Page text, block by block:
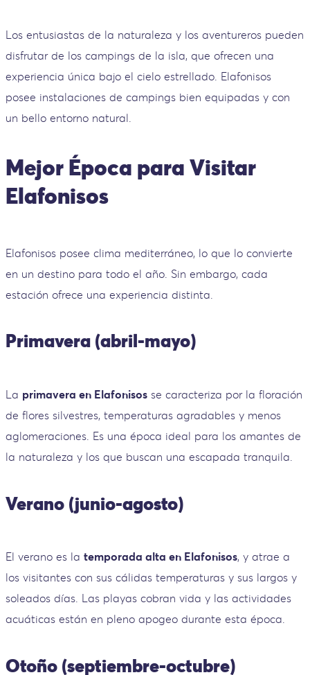
Los entusiastas de la naturaleza y los aventureros pueden
disfrutar de los campings de la isla, que ofrecen una
experiencia única bajo el cielo estrellado. Elafonisos
posee instalaciones de campings bien equipadas y con
un bello entorno natural.
Mejor Época para Visitar
Elafonisos
Elafonisos posee clima mediterráneo, lo que lo convierte
en un destino para todo el año. Sin embargo, cada
estación ofrece una experiencia distinta.
Primavera (abril-mayo)
La primavera en Elafonisos se caracteriza por la floración
de flores silvestres, temperaturas agradables y menos
aglomeraciones. Es una época ideal para los amantes de
la naturaleza y los que buscan una escapada tranquila.
Verano (junio-agosto)
El verano es la temporada alta en Elafonisos, y atrae a
los visitantes con sus cálidas temperaturas y sus largos y
soleados días. Las playas cobran vida y las actividades
acuáticas están en pleno apogeo durante esta época.
Otoño (septiembre-octubre)